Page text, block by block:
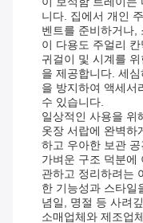
니다. 집에서 개인
벤트를 준비하거나,
이 다용도 주얼리
귀걸이 및 시계를
을 제공합니다. 세
을 방지하여 액세서
수 있습니다.
일상적인 사용을 위
옷장 서랍에 완벽하
하고 우아한 보관
가벼운 구조 덕분에
관하고 정리하려는
한 기능성과 스타일
념일, 명절 등 사려
소매업체와 제조업